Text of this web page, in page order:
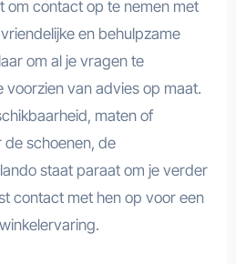
om contact op te nemen met
en behulpzame
om al je vragen te
voorzien van advies op maat.
maten of
de schoenen, de
staat paraat om je verder
contact met hen op voor een